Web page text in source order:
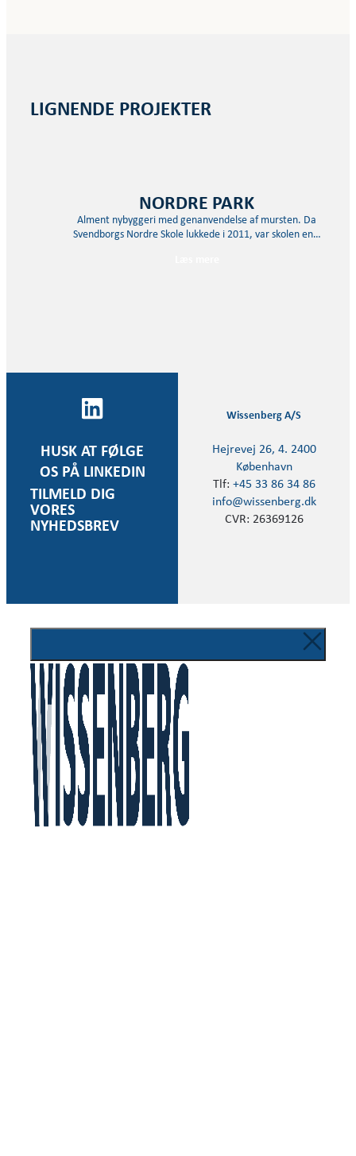
LIGNENDE PROJEKTER
NORDRE PARK
Alment nybyggeri med genanvendelse af mursten. Da
Svendborgs Nordre Skole lukkede i 2011, var skolen en…
HUSK AT FØLGE
OS PÅ LINKEDIN
TILMELD DIG
VORES
NYHEDSBREV
Wissenberg A/S
Hejrevej 26, 4. 2400
København
Tlf: +45 33 86 34 86
info@wissenberg.dk
CVR: 26369126